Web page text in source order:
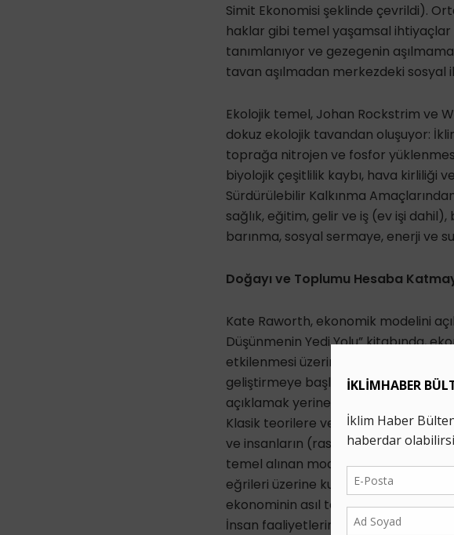
Simit Ekonomisi şeklinde çevrildi).
haklar gibi temel yaşamsal ihtiyaçlar
tanımlanıyor ve gezegenin
tavan aşılmadan merkezdeki sosyal
Ekolojik temel, Johan Rockstrim ve
dokuz ekolojik tavandan oluşuyor:
toprağa nitrojen ve fosfor
biyolojik çeşitlilik kaybı, hava kirliliği
Sürdürülebilir Kalkınma
sağlık, eğitim, gelir ve iş (ev işi
barınma, sosyal sermaye, enerji ve
Doğayı ve Toplumu Hesaba
Kate Raworth, ekonomik modelini
Düşünmenin Yedi Yolu” kitabında,
etkilenmesi üzerine Zambiya’ya
geliştirmeye başlaması gibi kişisel
açıklamak yerine imgelerin
Klasik teorilere ve piyasa merkezli
ve insanların (rasyonel veya
temel alınan modeller, Paul
eğrileri üzerine kurulu. Ancak para
ekonominin asıl temeli olan insanı,
İnsan faaliyetlerinin doğa üzerindeki